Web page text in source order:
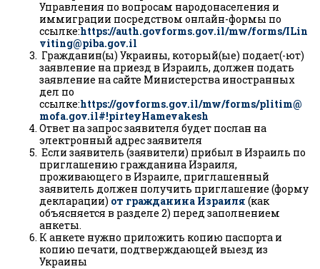
Управления по вопросам народонаселения и
иммиграции посредством онлайн-формы по
ссылке:https://auth.govforms.gov.il/mw/forms/ILin
viting@piba.gov.il
Гражданин(ы) Украины, который(ые) подает(-ют)
заявление на приезд в Израиль, должен подать
заявление на сайте Министерства иностранных
дел по
ссылке:https://govforms.gov.il/mw/forms/plitim@
mofa.gov.il#!pirteyHamevakesh
Ответ на запрос заявителя будет послан на
электронный адрес заявителя
Если заявитель (заявители) прибыл в Израиль по
приглашению гражданина Израиля,
проживающего в Израиле, приглашенный
заявитель должен получить приглашение (форму
декларации) от гражданина Израиля (как
объясняется в разделе 2) перед заполнением
анкеты.
К анкете нужно приложить копию паспорта и
копию печати, подтверждающей выезд из
Украины